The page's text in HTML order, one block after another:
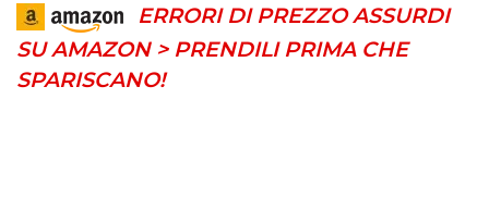
ERRORI DI PREZZO ASSURDI
SU AMAZON > PRENDILI PRIMA CHE
SPARISCANO!